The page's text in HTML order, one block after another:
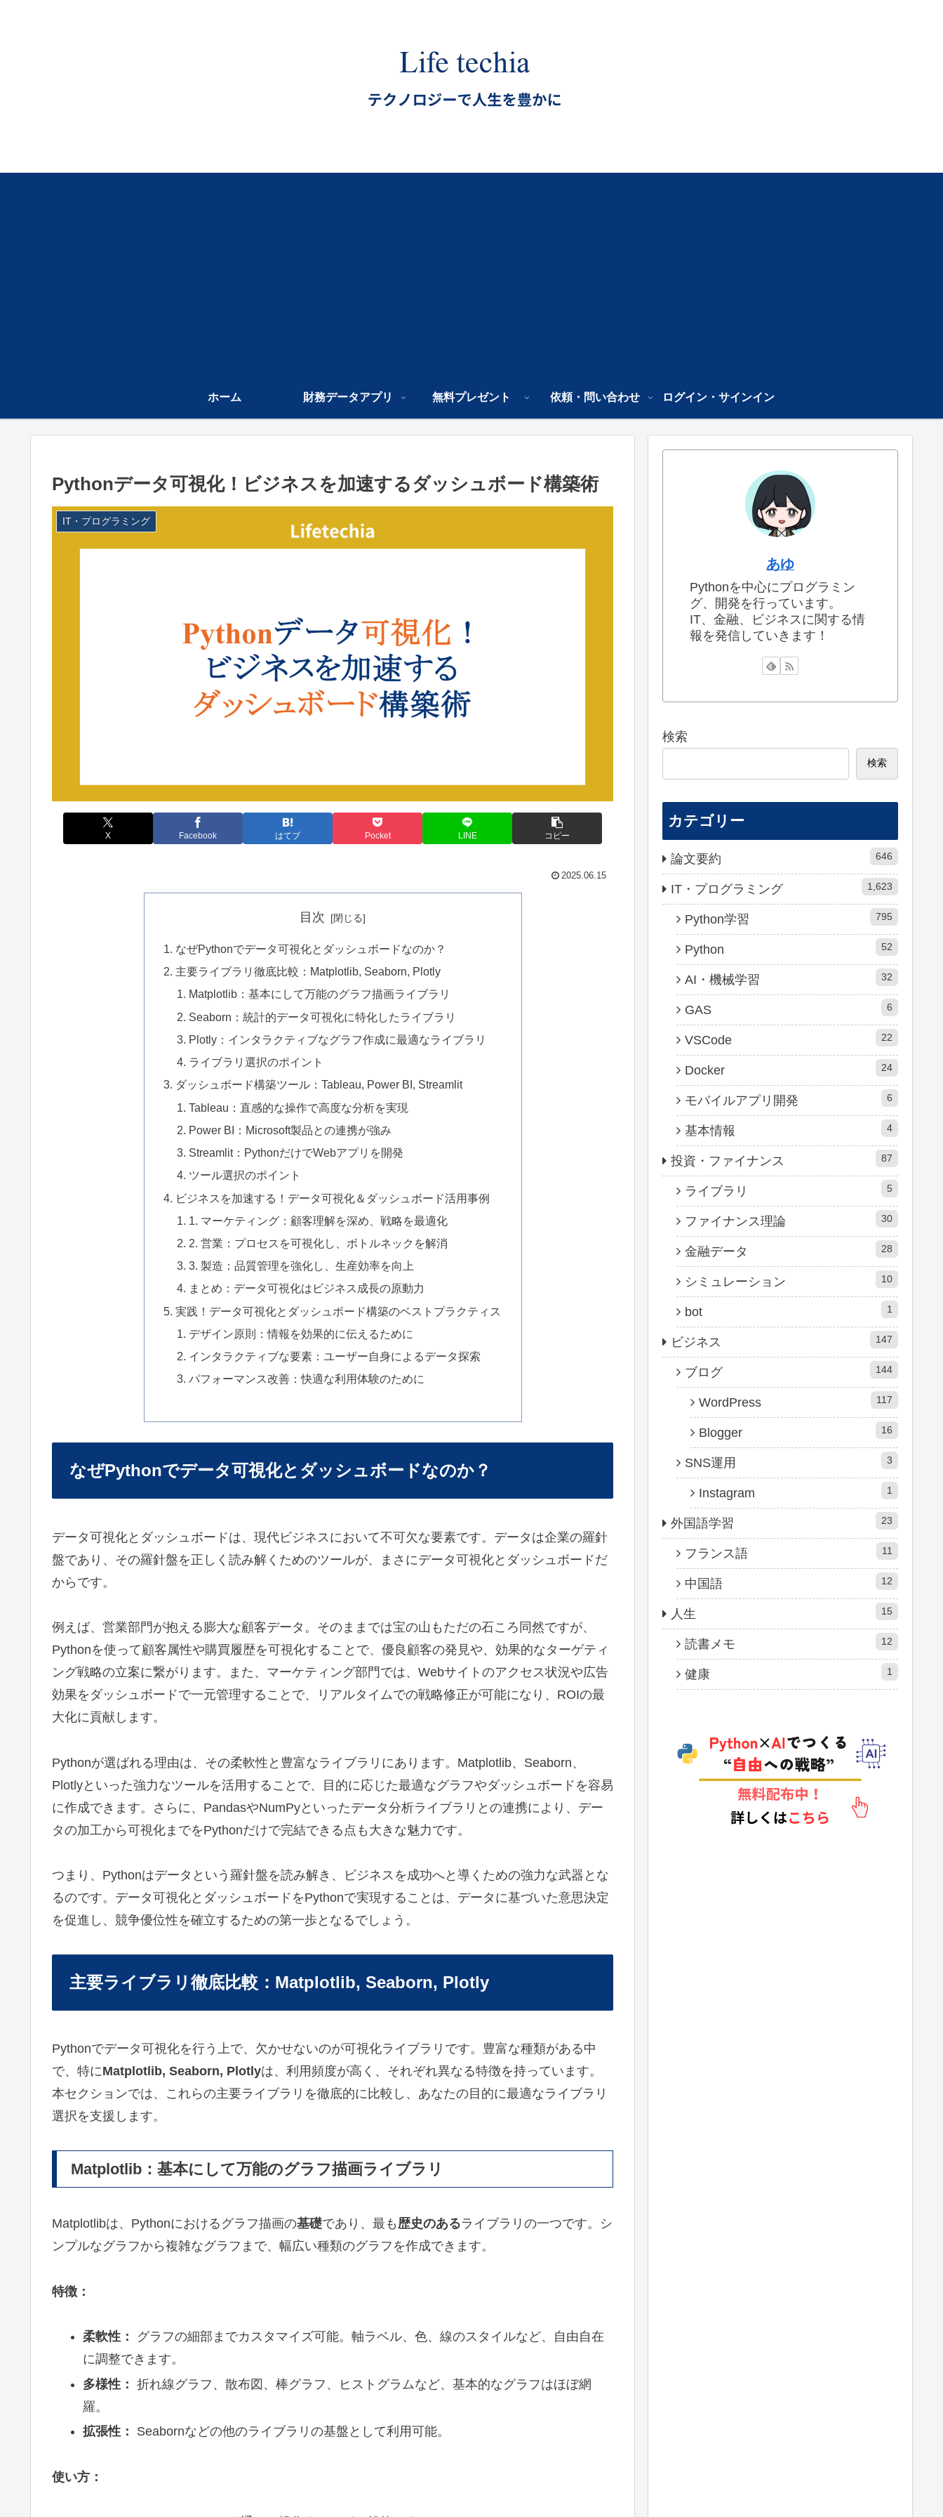
ホーム 財務データアプリ 無料プレゼント 依頼・問い合わせ ログイン・サインイン
Pythonデータ可視化！ビジネスを加速するダッシュボード構築術
IT・プログラミング
X Facebook はてブ Pocket LINE コピー
2025.06.15
目次
なぜPythonでデータ可視化とダッシュボードなのか？
主要ライブラリ徹底比較：Matplotlib, Seaborn, Plotly
Matplotlib：基本にして万能のグラフ描画ライブラリ
Seaborn：統計的データ可視化に特化したライブラリ
Plotly：インタラクティブなグラフ作成に最適なライブラリ
ライブラリ選択のポイント
ダッシュボード構築ツール：Tableau, Power BI, Streamlit
Tableau：直感的な操作で高度な分析を実現
Power BI：Microsoft製品との連携が強み
Streamlit：PythonだけでWebアプリを開発
ツール選択のポイント
ビジネスを加速する！データ可視化＆ダッシュボード活用事例
1. マーケティング：顧客理解を深め、戦略を最適化
2. 営業：プロセスを可視化し、ボトルネックを解消
3. 製造：品質管理を強化し、生産効率を向上
まとめ：データ可視化はビジネス成長の原動力
実践！データ可視化とダッシュボード構築のベストプラクティス
デザイン原則：情報を効果的に伝えるために
インタラクティブな要素：ユーザー自身によるデータ探索
パフォーマンス改善：快適な利用体験のために
なぜPythonでデータ可視化とダッシュボードなのか？
データ可視化とダッシュボードは、現代ビジネスにおいて不可欠な要素です。データは企業の羅針
盤であり、その羅針盤を正しく読み解くためのツールが、まさにデータ可視化とダッシュボードだ
からです。
例えば、営業部門が抱える膨大な顧客データ。そのままでは宝の山もただの石ころ同然ですが、
Pythonを使って顧客属性や購買履歴を可視化することで、優良顧客の発見や、効果的なターゲティ
ング戦略の立案に繋がります。また、マーケティング部門では、Webサイトのアクセス状況や広告
効果をダッシュボードで一元管理することで、リアルタイムでの戦略修正が可能になり、ROIの最
大化に貢献します。
Pythonが選ばれる理由は、その柔軟性と豊富なライブラリにあります。Matplotlib、Seaborn、
Plotlyといった強力なツールを活用することで、目的に応じた最適なグラフやダッシュボードを容易
に作成できます。さらに、PandasやNumPyといったデータ分析ライブラリとの連携により、デー
タの加工から可視化までをPythonだけで完結できる点も大きな魅力です。
つまり、Pythonはデータという羅針盤を読み解き、ビジネスを成功へと導くための強力な武器とな
るのです。データ可視化とダッシュボードをPythonで実現することは、データに基づいた意思決定
を促進し、競争優位性を確立するための第一歩となるでしょう。
主要ライブラリ徹底比較：Matplotlib, Seaborn, Plotly
Pythonでデータ可視化を行う上で、欠かせないのが可視化ライブラリです。豊富な種類がある中
で、特にMatplotlib, Seaborn, Plotlyは、利用頻度が高く、それぞれ異なる特徴を持っています。
本セクションでは、これらの主要ライブラリを徹底的に比較し、あなたの目的に最適なライブラリ
選択を支援します。
Matplotlib：基本にして万能のグラフ描画ライブラリ
Matplotlibは、Pythonにおけるグラフ描画の基礎であり、最も 歴史のあるライブラリの一つです。シ
ンプルなグラフから複雑なグラフまで、幅広い種類のグラフを作成できます。
特徴：
柔軟性：
グラフの細部までカスタマイズ可能。軸ラベル、色、線のスタイルなど、自由自在
に調整できます。
多様性： 折れ線グラフ、散布図、棒グラフ、ヒストグラムなど、基本的なグラフはほぼ網
羅。
拡張性：
Seabornなどの他のライブラリの基盤として利用可能。
使い方：
あゆ
Pythonを中心にプログラミン
グ、開発を行っています。
IT、金融、ビジネスに関する情
報を発信していきます！
検索
検索
カテゴリー
論文要約 646
IT・プログラミング 1,623
Python学習 795
Python 52
AI・機械学習 32
GAS 6
VSCode 22
Docker 24
モバイルアプリ開発 6
基本情報 4
投資・ファイナンス 87
ライブラリ 5
ファイナンス理論 30
金融データ 28
シミュレーション 10
bot 1
ビジネス 147
ブログ 144
WordPress 117
Blogger 16
SNS運用 3
Instagram 1
外国語学習 23
フランス語 11
中国語 12
人生 15
読書メモ 12
健康 1